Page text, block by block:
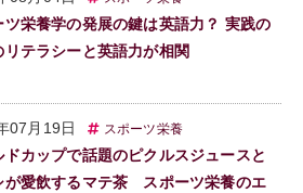
ツ栄養学の発展の鍵は英語力？ 実践の
リテラシーと英語力が相関
07月19日 スポーツ栄養
ドカップで話題のピクルスジュースと
が愛飲するマテ茶 スポーツ栄養のエ